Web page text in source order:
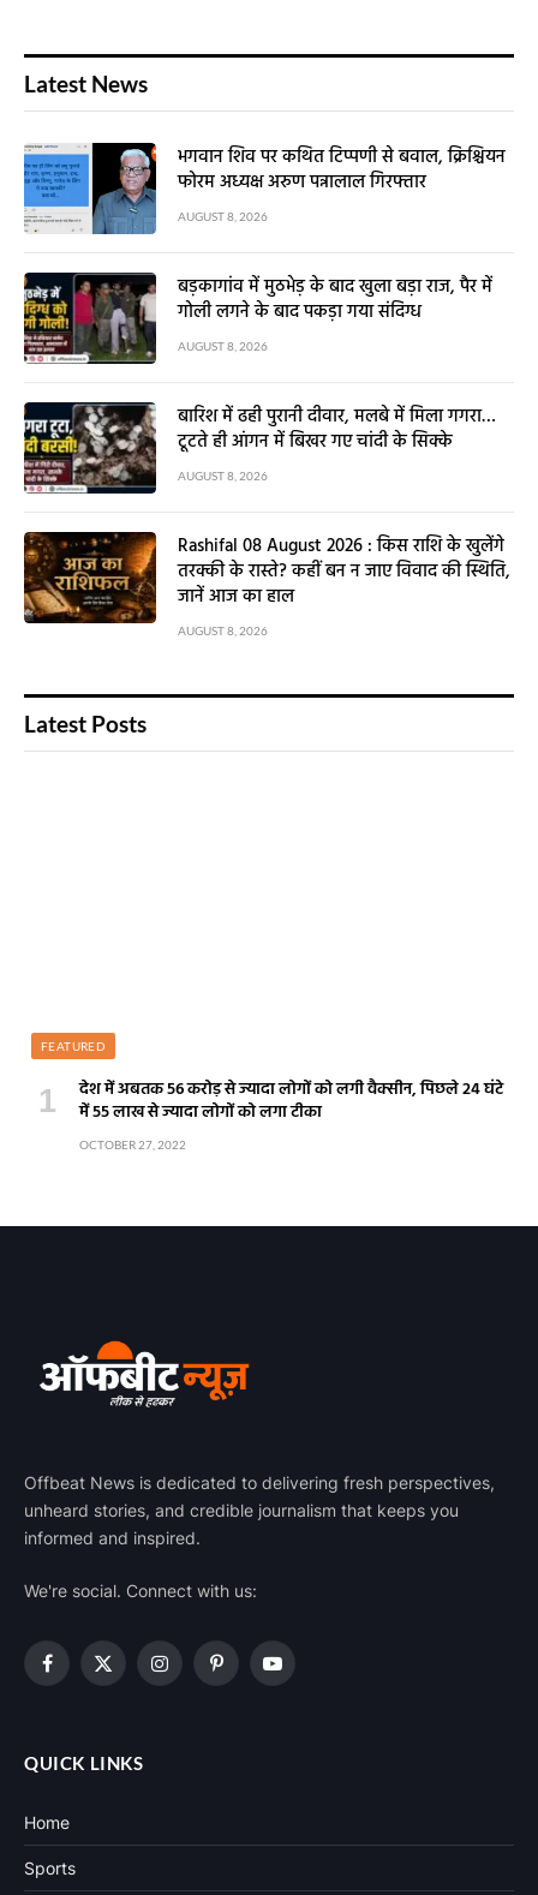
Latest News
भगवान शिव पर कथित टिप्पणी से बवाल, क्रिश्चियन
फोरम अध्यक्ष अरुण पन्नालाल गिरफ्तार
AUGUST 8, 2026
बड़कागांव में मुठभेड़ के बाद खुला बड़ा राज, पैर में
गोली लगने के बाद पकड़ा गया संदिग्ध
AUGUST 8, 2026
बारिश में ढही पुरानी दीवार, मलबे में मिला गगरा…
टूटते ही आंगन में बिखर गए चांदी के सिक्के
AUGUST 8, 2026
Rashifal 08 August 2026 : किस राशि के खुलेंगे
तरक्की के रास्ते? कहीं बन न जाए विवाद की स्थिति,
जानें आज का हाल
AUGUST 8, 2026
Latest Posts
FEATURED
देश में अबतक 56 करोड़ से ज्यादा लोगों को लगी वैक्सीन, पिछले 24 घंटे
में 55 लाख से ज्यादा लोगों को लगा टीका
OCTOBER 27, 2022
Offbeat News is dedicated to delivering fresh perspectives,
unheard stories, and credible journalism that keeps you
informed and inspired.
We're social. Connect with us:
Facebook
X
InstagramPinterestYouTube
QUICK LINKS
Home
Sports